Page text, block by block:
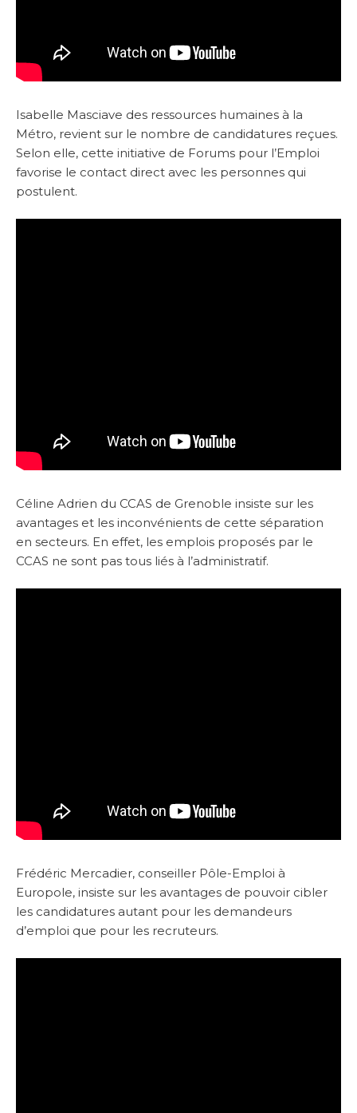
Isabelle Masciave des ressources humaines à la
Métro, revient sur le nombre de candidatures reçues.
Selon elle, cette initiative de Forums pour l’Emploi
favorise le contact direct avec les personnes qui
postulent.
Céline Adrien du CCAS de Grenoble insiste sur les
avantages et les inconvénients de cette séparation
en secteurs. En effet, les emplois proposés par le
CCAS ne sont pas tous liés à l’administratif.
Frédéric Mercadier, conseiller Pôle-Emploi à
Europole, insiste sur les avantages de pouvoir cibler
les candidatures autant pour les demandeurs
d’emploi que pour les recruteurs.